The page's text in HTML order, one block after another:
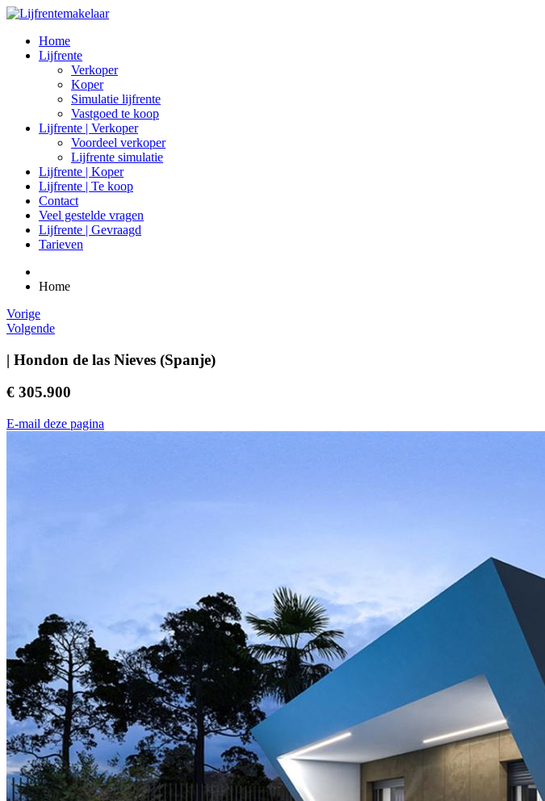
Home
Lijfrente
Verkoper
Koper
Simulatie lijfrente
Vastgoed te koop
Lijfrente | Verkoper
Voordeel verkoper
Lijfrente simulatie
Lijfrente | Koper
Lijfrente | Te koop
Contact
Veel gestelde vragen
Lijfrente | Gevraagd
Tarieven
Home
Vorige
Volgende
| Hondon de las Nieves (Spanje)
€ 305.900
E-mail deze pagina